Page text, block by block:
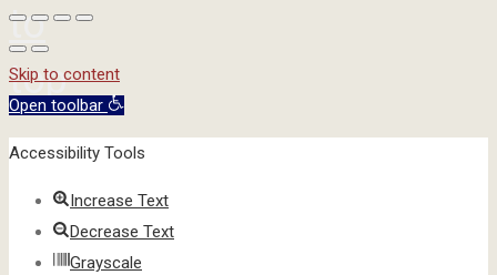
to
top
Skip to content
Open toolbar
Accessibility Tools
Increase Text
Decrease Text
Grayscale